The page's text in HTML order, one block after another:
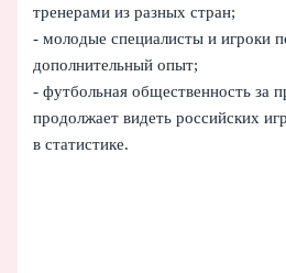
тренерами из разных стран;
- молодые специалисты и игроки
дополнительный опыт;
- футбольная общественность за
продолжает видеть российских
в статистике.